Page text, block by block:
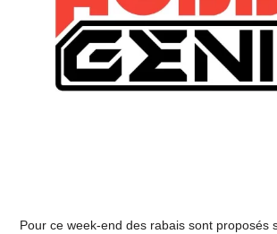
Pour ce week-end des rabais sont proposés